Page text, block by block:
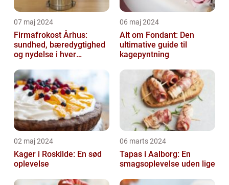
07 maj 2024
Firmafrokost Århus:
sundhed, bæredygtighed
og nydelse i hver
06 maj 2024
Alt om Fondant: Den
ultimative guide til
kagepyntning
02 maj 2024
Kager i Roskilde: En sød
oplevelse
06 marts 2024
Tapas i Aalborg: En
smagsoplevelse uden lige